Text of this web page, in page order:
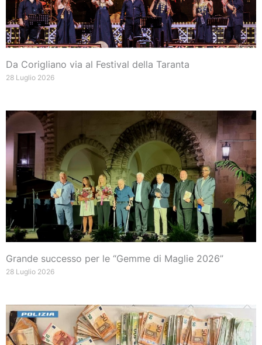
Da Corigliano via al Festival della Taranta
28 Luglio 2026
Grande successo per le “Gemme di Maglie 2026”
28 Luglio 2026